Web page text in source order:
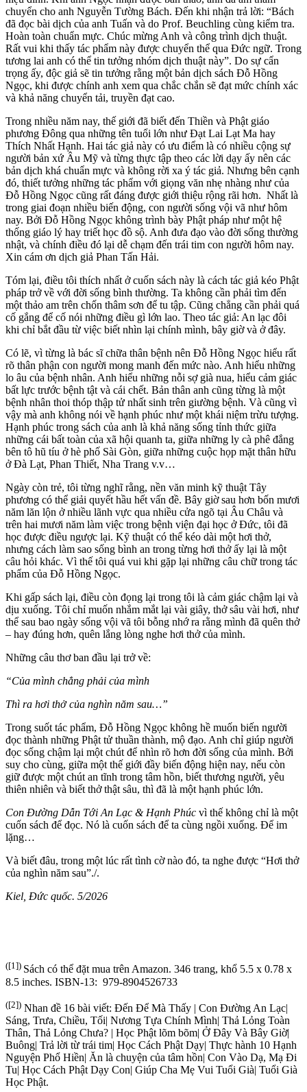
chuyển cho anh Nguyễn Tường Bách. Đến khi nhận trả lời: “Bách
đã đọc bài dịch của anh Tuấn và do Prof. Beuchling cùng kiểm tra.
Hoàn toàn chuẩn mực. Chúc mừng Anh và công trình dịch thuật.
Rất vui khi thấy tác phẩm này được chuyển thể qua Đức ngữ. Trong
tương lai anh có thể tin tưởng nhóm dịch thuật này”. Do sự cẩn
trọng ấy, độc giả sẽ tin tưởng rằng một bản dịch sách Đỗ Hồng
Ngọc, khi được chính anh xem qua chắc chắn sẽ đạt mức chính xác
và khả năng chuyển tải, truyền đạt cao.
Trong nhiều năm nay, thế giới đã biết đến Thiền và Phật giáo
phương Đông qua những tên tuổi lớn như Đạt Lai Lạt Ma hay
Thích Nhất Hạnh. Hai tác giả này có ưu điểm là có nhiều cộng sự
người bản xứ Âu Mỹ và từng thực tập theo các lời dạy ấy nên các
bản dịch khá chuẩn mực và không rời xa ý tác giả. Nhưng bên cạnh
đó, thiết tưởng những tác phẩm với giọng văn nhẹ nhàng như của
Đỗ Hồng Ngọc cũng rất đáng được giới thiệu rộng rãi hơn. Nhất là
trong giai đoạn nhiều biến động, con người sống vội vã như hôm
nay. Bởi Đỗ Hồng Ngọc không trình bày Phật pháp như một hệ
thống giáo lý hay triết học đồ sộ. Anh đưa đạo vào đời sống thường
nhật, và chính điều đó lại dễ chạm đến trái tim con người hôm nay.
Xin cám ơn dịch giả Phan Tấn Hải.
Tóm lại, điều tôi thích nhất ở cuốn sách này là cách tác giả kéo Phật
pháp trở về với đời sống bình thường. Ta không cần phải tìm đến
một thảo am trên chốn thâm sơn để tu tập. Cũng chẳng cần phải quá
cố gắng để cố nói những điều gì lớn lao. Theo tác giả: An lạc đôi
khi chỉ bắt đầu từ việc biết nhìn lại chính mình, bây giờ và ở đây.
Có lẽ, vì từng là bác sĩ chữa thân bệnh nên Đỗ Hồng Ngọc hiểu rất
rõ thân phận con người mong manh đến mức nào. Anh hiểu những
lo âu của bệnh nhân. Anh hiểu những nỗi sợ già nua, hiểu cảm giác
bất lực trước bệnh tật và cái chết. Bản thân anh cũng từng là một
bệnh nhân thoi thóp thập tử nhất sinh trên giường bệnh. Và cũng vì
vậy mà anh không nói về hạnh phúc như một khái niệm trừu tượng.
Hạnh phúc trong sách của anh là khả năng sống tỉnh thức giữa
những cái bất toàn của xã hội quanh ta, giữa những ly cà phê đắng
bên tô hũ tíu ở hè phố Sài Gòn, giữa những cuộc họp mặt thân hữu
ở Đà Lạt, Phan Thiết, Nha Trang v.v…
Ngày còn trẻ, tôi từng nghĩ rằng, nền văn minh kỹ thuật Tây
phương có thể giải quyết hầu hết vấn đề. Bây giờ sau hơn bốn mươi
năm lăn lộn ở nhiều lãnh vực qua nhiều cửa ngõ tại Âu Châu và
trên hai mươi năm làm việc trong bệnh viện đại học ở Đức, tôi đã
học được điều ngược lại. Kỹ thuật có thể kéo dài một hơi thở,
nhưng cách làm sao sống bình an trong từng hơi thở ấy lại là một
câu hỏi khác. Vì thế tôi quá vui khi gặp lại những câu chữ trong tác
phẩm của Đỗ Hồng Ngọc.
Khi gấp sách lại, điều còn đọng lại trong tôi là cảm giác chậm lại và
dịu xuống. Tôi chỉ muốn nhắm mắt lại vài giây, thở sâu vài hơi, như
thể sau bao ngày sống vội vã tôi bỗng nhớ ra rằng mình đã quên thở
– hay đúng hơn, quên lắng lòng nghe hơi thở của mình.
Những câu thơ ban đầu lại trở về:
“Của mình chẳng phải của mình
Thì ra hơi thở của nghìn năm sau…”
Trong suốt tác phẩm, Đỗ Hồng Ngọc không hề muốn biến người
đọc thành những Phật tử thuần thành, mộ đạo. Anh chỉ giúp người
đọc sống chậm lại một chút để nhìn rõ hơn đời sống của mình. Bởi
suy cho cùng, giữa một thế giới đầy biến động hiện nay, nếu còn
giữ được một chút an tĩnh trong tâm hồn, biết thương người, yêu
thiên nhiên và biết thở thật sâu, thì đã là một hạnh phúc lớn.
Con Đường Dẫn Tới An Lạc & Hạnh Phúc vì thế không chỉ là một
cuốn sách để đọc. Nó là cuốn sách để ta cùng ngồi xuống. Để im
lặng…
Và biết đâu, trong một lúc rất tình cờ nào đó, ta nghe được “Hơi thở
của nghìn năm sau”./.
Kiel, Đức quốc. 5/2026
([1]) Sách có thể đặt mua trên Amazon. 346 trang, khổ 5.5 x 0.78 x
8.5 inches. ISBN-13: ‎ 979-8904526733
([2]) Nhan đề 16 bài viết: Đến Để Mà Thấy | Con Đường An Lạc|
Sáng, Trưa, Chiều, Tối| Nương Tựa Chính Mình| Thả Lỏng Toàn
Thân, Thả Lỏng Chưa? | Học Phật lõm bõm| Ở Đây Và Bây Giờ|
Buông| Trả lời từ trái tim| Học Cách Phật Dạy| Thực hành 10 Hạnh
Nguyện Phổ Hiền| Ăn là chuyện của tâm hồn| Con Vào Dạ, Mạ Đi
Tu| Học Cách Phật Dạy Con| Giúp Cha Mẹ Vui Tuổi Già| Tuổi Già
Học Phật.